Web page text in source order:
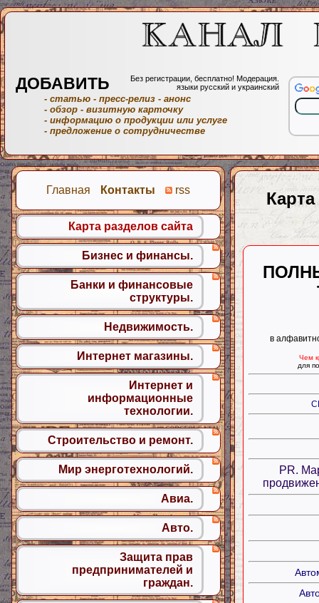
в
Чем
для
PR.
Главная Контакты rss
Карта разделов сайта
Бизнес и финансы.
Банки и финансовые
структуры.
Недвижимость.
Интернет магазины.
Интернет и
информационные
технологии.
Строительство и ремонт.
Мир энерготехнологий.
Авиа.
Авто.
Защита прав
предпринимателей и
граждан.
ДОБАВИТЬ
Без регистрации, бесплатно! Модерация.
языки русский и украинский
- статью - пресс-релиз - анонс
- обзор - визитную карточку
- информацию о продукции или услуге
- предложение о сотрудничестве